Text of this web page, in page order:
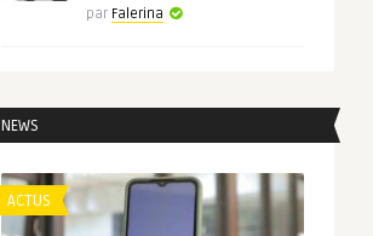
par Falerina
NEWS
ACTUS